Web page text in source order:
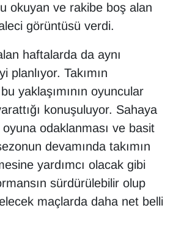
okuyan ve rakibe boş alan
görüntüsü verdi.
haftalarda da aynı
planlıyor. Takımın
yaklaşımının oyuncular
konuşuluyor. Sahaya
oyuna odaklanması ve basit
devamında takımın
yardımcı olacak gibi
sürdürülebilir olup
maçlarda daha net belli